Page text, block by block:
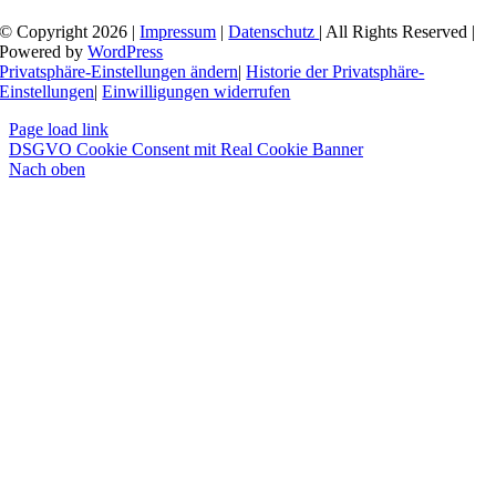
© Copyright 2026 |Impressum |Datenschutz | All Rights Reserved |
Powered byWordPress
Privatsphäre-Einstellungen ändern|Historie der Privatsphäre-
Einstellungen|Einwilligungen widerrufen
Page load link
DSGVO Cookie Consent mit Real Cookie Banner
Nach oben